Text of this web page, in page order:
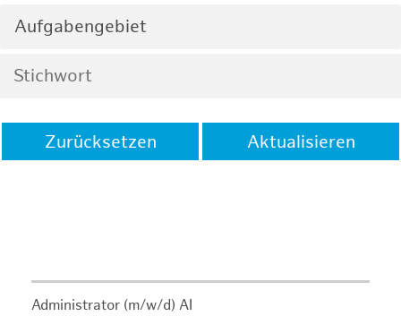
Aufgabengebiet
Zurücksetzen Aktualisieren
Administrator (m/w/d) AI